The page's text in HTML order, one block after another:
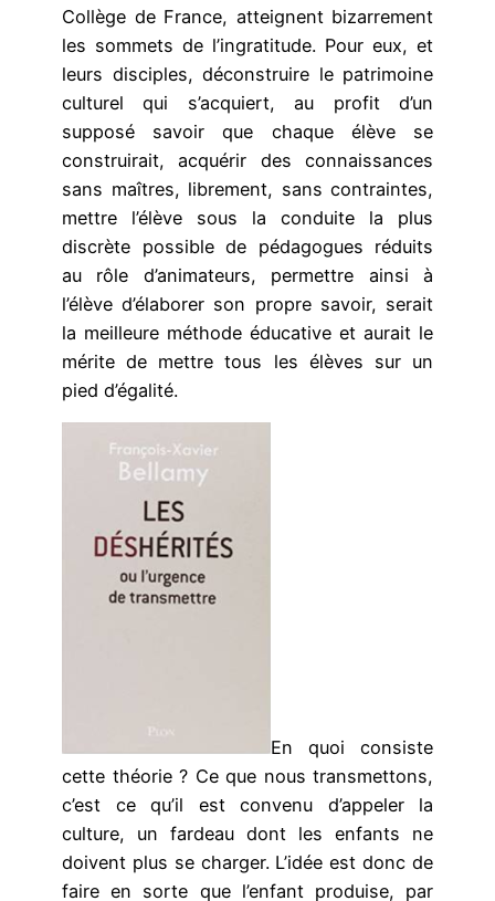
Collège de France, atteignent bizarrement
les sommets de l’ingratitude. Pour eux, et
leurs disciples, déconstruire le patrimoine
culturel qui s’acquiert, au profit d’un
supposé savoir que chaque élève se
construirait, acquérir des connaissances
sans maîtres, librement, sans contraintes,
mettre l’élève sous la conduite la plus
discrète possible de pédagogues réduits
au rôle d’animateurs, permettre ainsi à
l’élève d’élaborer son propre savoir, serait
la meilleure méthode éducative et aurait le
mérite de mettre tous les élèves sur un
pied d’égalité.
En quoi consiste
cette théorie ? Ce que nous transmettons,
c’est ce qu’il est convenu d’appeler la
culture, un fardeau dont les enfants ne
doivent plus se charger. L’idée est donc de
faire en sorte que l’enfant produise, par